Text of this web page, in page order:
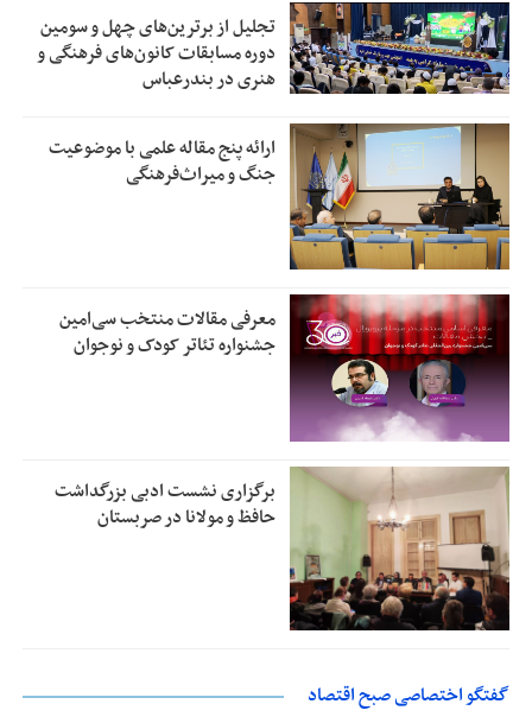
تجلیل از بر‌ترین‌های چهل و سومین
دوره مسابقات کانون‌های فرهنگی و
هنری در بندرعباس
ارائه پنج مقاله علمی با موضوعیت
جنگ و میراث‌فرهنگی
معرفی مقالات منتخب سی‌امین
جشنواره تئاتر کودک و نوجوان
برگزاری نشست ادبی بزرگداشت
حافظ و مولانا در صربستان
گفتگو اختصاصی صبح اقتصاد